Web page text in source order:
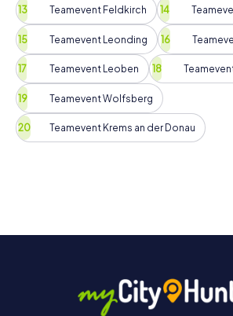
Teamevent Feldkirch
Teamevent Leonding
Teamevent Leoben
Teamevent Wolfsberg
Teamevent Krems an der Donau